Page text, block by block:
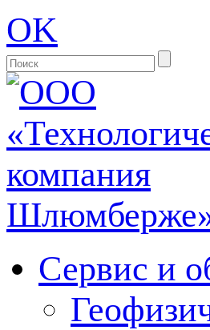
OK
Сервис и